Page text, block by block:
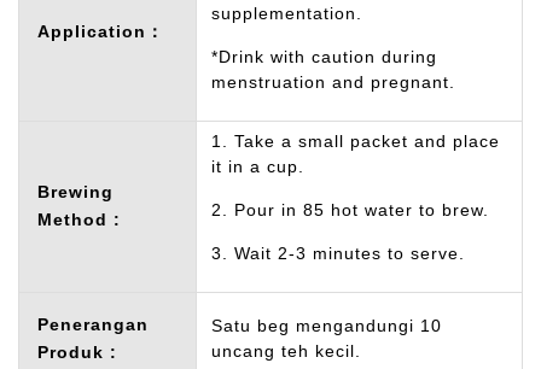
Application：
supplementation.
*Drink with caution during
menstruation and pregnant.
Brewing
Method :
1. Take a small packet and place
it in a cup.
2. Pour in 85 hot water to brew.
3. Wait 2-3 minutes to serve.
Penerangan
Produk :
Satu beg mengandungi 10
uncang teh kecil.